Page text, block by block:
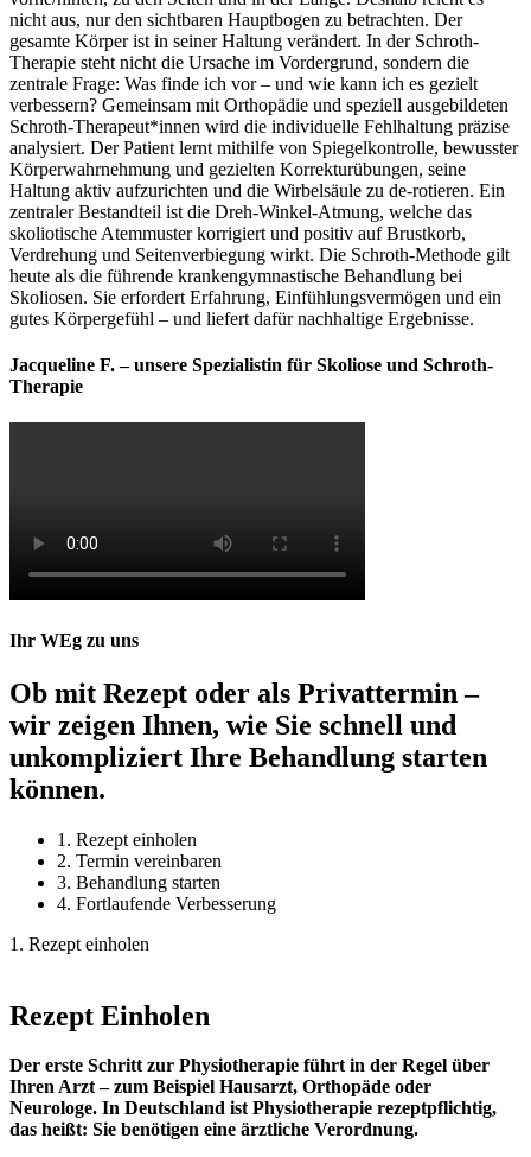
nicht aus, nur den sichtbaren Hauptbogen zu betrachten. Der
gesamte Körper ist in seiner Haltung verändert. In der Schroth-
Therapie steht nicht die Ursache im Vordergrund, sondern die
zentrale Frage: Was finde ich vor – und wie kann ich es gezielt
verbessern? Gemeinsam mit Orthopädie und speziell ausgebildeten
Schroth-Therapeut*innen wird die individuelle Fehlhaltung präzise
analysiert. Der Patient lernt mithilfe von Spiegelkontrolle, bewusster
Körperwahrnehmung und gezielten Korrekturübungen, seine
Haltung aktiv aufzurichten und die Wirbelsäule zu de-rotieren. Ein
zentraler Bestandteil ist die Dreh-Winkel-Atmung, welche das
skoliotische Atemmuster korrigiert und positiv auf Brustkorb,
Verdrehung und Seitenverbiegung wirkt. Die Schroth-Methode gilt
heute als die führende krankengymnastische Behandlung bei
Skoliosen. Sie erfordert Erfahrung, Einfühlungsvermögen und ein
gutes Körpergefühl – und liefert dafür nachhaltige Ergebnisse.
Jacqueline F. – unsere Spezialistin für Skoliose und Schroth-
Therapie
Ihr WEg zu uns
Ob mit Rezept oder als Privattermin –
wir zeigen Ihnen, wie Sie schnell und
unkompliziert Ihre Behandlung starten
können.
1. Rezept einholen
2. Termin vereinbaren
3. Behandlung starten
4. Fortlaufende Verbesserung
1. Rezept einholen
Rezept Einholen
Der erste Schritt zur Physiotherapie führt in der Regel über
Ihren Arzt – zum Beispiel Hausarzt, Orthopäde oder
Neurologe. In Deutschland ist Physiotherapie rezeptpflichtig,
das heißt: Sie benötigen eine ärztliche Verordnung.